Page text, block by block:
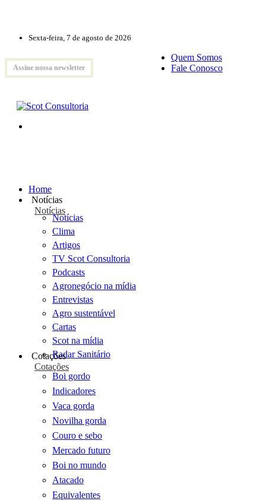
Sexta-feira, 7 de agosto de 2026
Assine nossa newsletter
Quem Somos
Fale Conosco
Home
Notícias
Notícias
Notícias
Clima
Artigos
TV Scot Consultoria
Podcasts
Agronegócio na mídia
Entrevistas
Agro sustentável
Cartas
Scot na mídia
Radar Sanitário
Cotações
Cotações
Boi gordo
Indicadores
Vaca gorda
Novilha gorda
Couro e sebo
Mercado futuro
Boi no mundo
Atacado
Equivalentes